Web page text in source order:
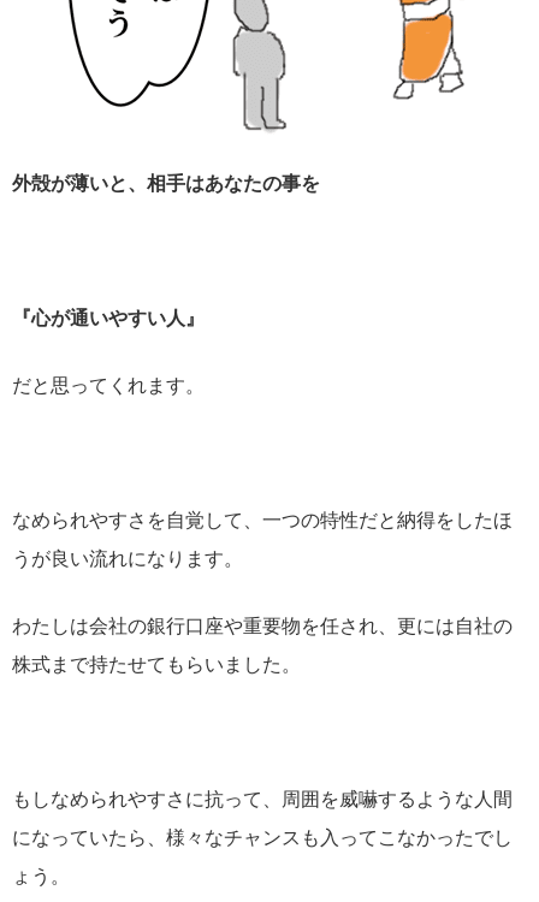
外殻が薄いと、相手はあなたの事を
『心が通いやすい人』
だと思ってくれます。
なめられやすさを自覚して、一つの特性だと納得をしたほ
うが良い流れになります。
わたしは会社の銀行口座や重要物を任され、更には自社の
株式まで持たせてもらいました。
もしなめられやすさに抗って、周囲を威嚇するような人間
になっていたら、様々なチャンスも入ってこなかったでし
ょう。